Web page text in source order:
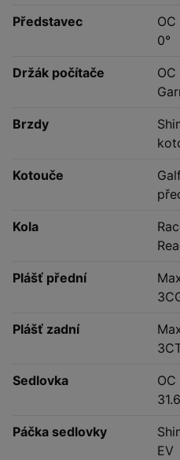
Představec
0°
Držák počítače
Brzdy
Kotouče
Kola
Plášť přední
Plášť zadní
Sedlovka
Páčka sedlovky
EV